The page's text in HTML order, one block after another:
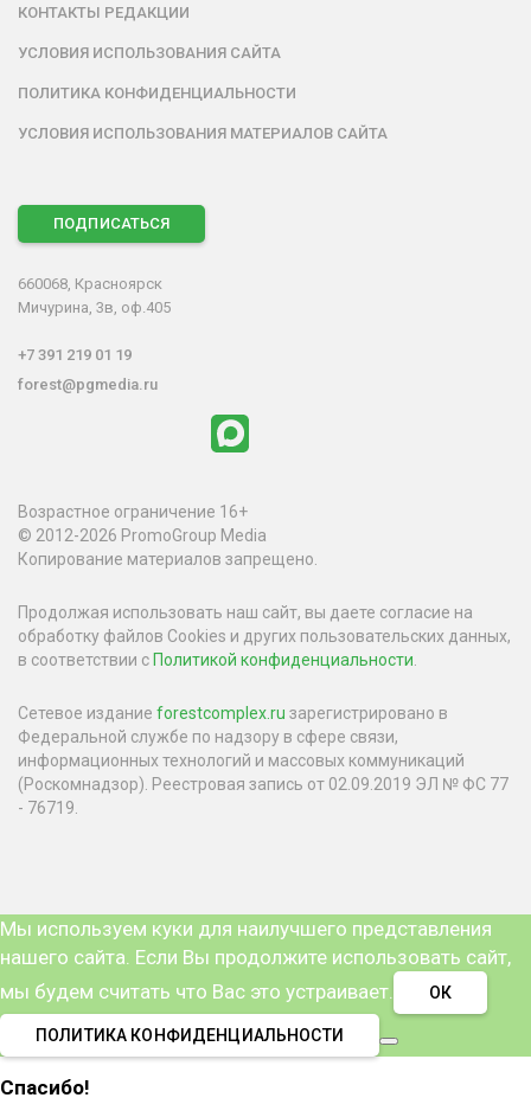
КОНТАКТЫ РЕДАКЦИИ
УСЛОВИЯ ИСПОЛЬЗОВАНИЯ САЙТА
ПОЛИТИКА КОНФИДЕНЦИАЛЬНОСТИ
УСЛОВИЯ ИСПОЛЬЗОВАНИЯ МАТЕРИАЛОВ САЙТА
ПОДПИСАТЬСЯ
660068, Красноярск
Мичурина, 3в, оф.405
+7 391 219 01 19
forest@pgmedia.ru
Возрастное ограничение 16+
© 2012-2026 PromoGroup Media
Копирование материалов запрещено.
Продолжая использовать наш сайт, вы даете согласие на
обработку файлов Cookies и других пользовательских данных,
в соответствии с Политикой конфиденциальности
Сетевое издание forestcomplex.ru зарегистрировано в
Федеральной службе по надзору в сфере связи,
информационных технологий и массовых коммуникаций
(Роскомнадзор). Реестровая запись от 02.09.2019 ЭЛ № ФС 77
- 76719.
Мы используем куки для наилучшего представления
нашего сайта. Если Вы продолжите использовать сайт,
мы будем считать что Вас это устраивает.
ОК
ПОЛИТИКА КОНФИДЕНЦИАЛЬНОСТИ
Спасибо!